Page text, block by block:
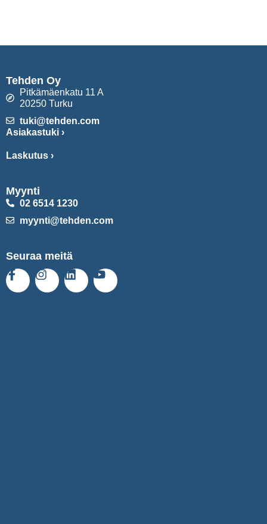
Tehden Oy
Pitkämäenkatu 11 A
20250 Turku
tuki@tehden.com
Asiakastuki ›
Laskutus ›
Myynti
02 6514 1230
myynti@tehden.com
Seuraa meitä